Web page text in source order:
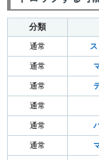
分類
通常
通常
通常
通常
通常
通常